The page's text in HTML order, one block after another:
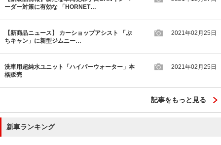
ーダー対策に有効な 「HORNET…
【新商品ニュース】 カーショップアシスト 「ぷ
ちキャン」に新型ジムニー…
2021年02月25日
洗車用超純水ユニット「ハイパーウォーター」本
格販売
2021年02月25日
記事をもっと見る
新車ランキング